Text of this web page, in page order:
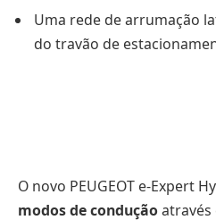
Uma rede de arrumação
do travão de
O novo PEUGEOT e-Expert
modos de conduçãoatravés